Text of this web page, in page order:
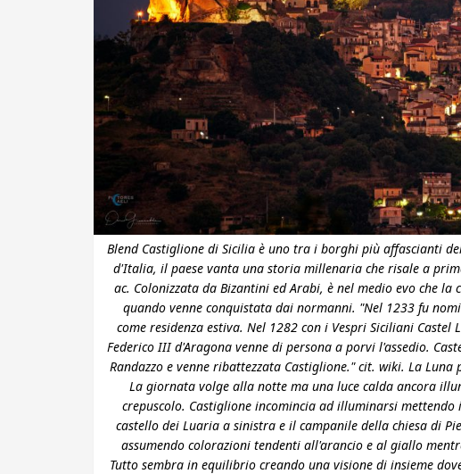
Blend Castiglione di Sicilia è uno tra i borghi più affascianti
d'Italia, il paese vanta una storia millenaria che risale a
ac. Colonizzata da Bizantini ed Arabi, è nel medio evo che
quando venne conquistata dai normanni. "Nel 1233 fu
come residenza estiva. Nel 1282 con i Vespri Siciliani
Federico III d'Aragona venne di persona a porvi l'assedio.
Randazzo e venne ribattezzata Castiglione." cit. wiki. La
La giornata volge alla notte ma una luce calda ancora
crepuscolo. Castiglione incomincia ad illuminarsi
castello dei Luaria a sinistra e il campanile della chiesa di
assumendo colorazioni tendenti all'arancio e al giallo
Tutto sembra in equilibrio creando una visione di insieme